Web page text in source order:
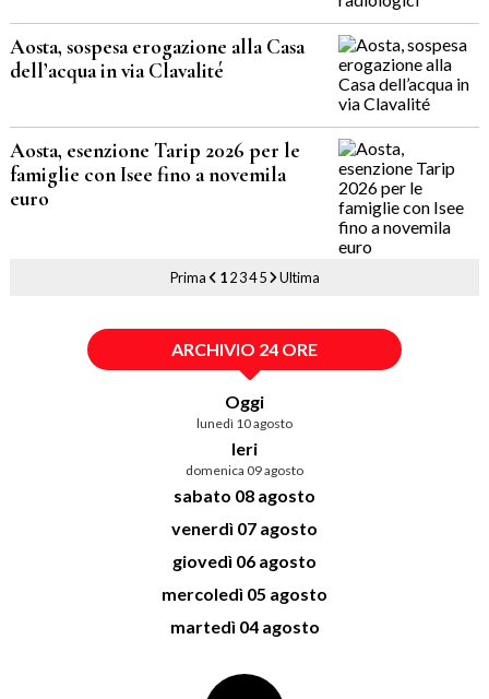
Aosta, sospesa erogazione alla Casa
dell’acqua in via Clavalité
Aosta, esenzione Tarip 2026 per le
famiglie con Isee fino a novemila
euro
Prima 1 2 34 5 Ultima
ARCHIVIO 24 ORE
Oggi
lunedì 10 agosto
Ieri
domenica 09 agosto
sabato 08 agosto
venerdì 07 agosto
giovedì 06 agosto
mercoledì 05 agosto
martedì 04 agosto